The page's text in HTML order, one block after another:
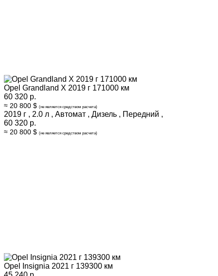
Opel Grandland X 2019 г 171000 км
60 320 р.
≈ 20 800 $ (не является средством расчета)
2019 г , 2.0 л , Автомат , Дизель , Передний ,
60 320 р.
≈ 20 800 $ (не является средством расчета)
Opel Insignia 2021 г 139300 км